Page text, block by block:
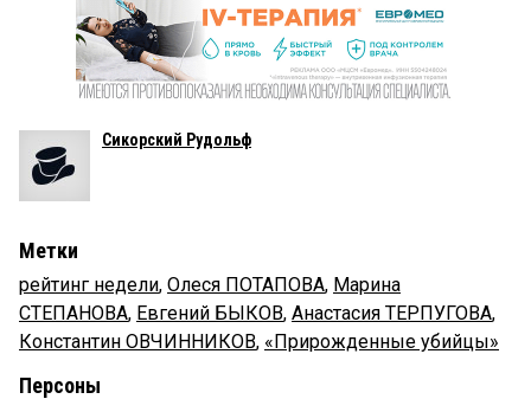
Сикорский Рудольф
Метки
рейтинг недели, Олеся ПОТАПОВА, Марина
СТЕПАНОВА, Евгений БЫКОВ, Анастасия ТЕРПУГОВА,
Константин ОВЧИННИКОВ, «Прирожденные убийцы»
Персоны